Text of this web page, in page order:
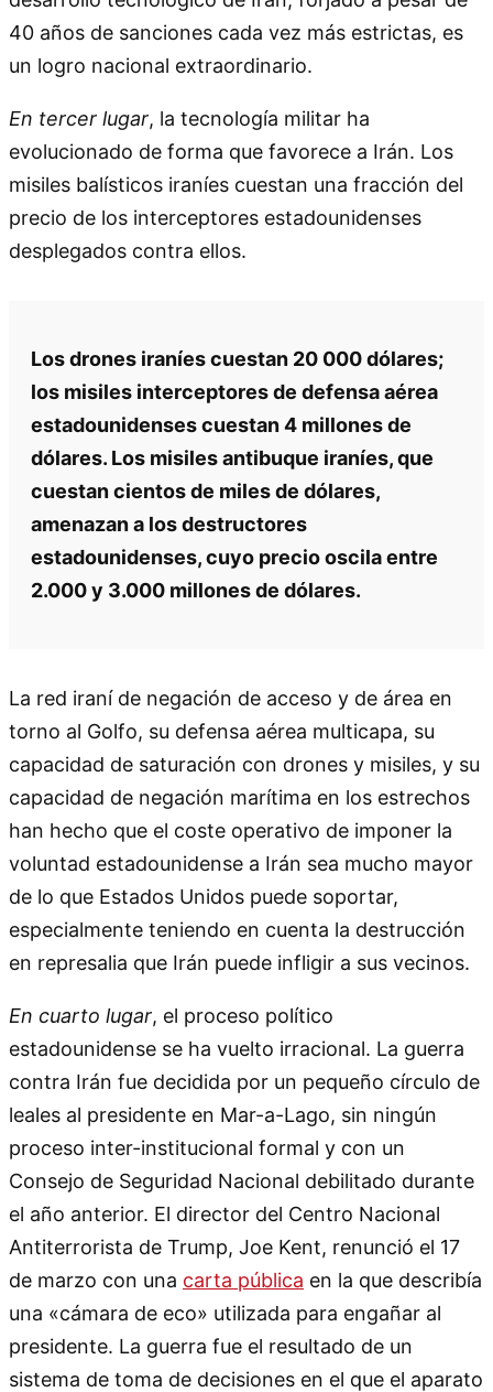
40 años de sanciones cada vez más estrictas, es
un logro nacional extraordinario.
En tercer lugar, la tecnología militar ha
evolucionado de forma que favorece a Irán. Los
misiles balísticos iraníes cuestan una fracción del
precio de los interceptores estadounidenses
desplegados contra ellos.
Los drones iraníes cuestan 20 000 dólares;
los misiles interceptores de defensa aérea
estadounidenses cuestan 4 millones de
dólares. Los misiles antibuque iraníes, que
cuestan cientos de miles de dólares,
amenazan a los destructores
estadounidenses, cuyo precio oscila entre
2.000 y 3.000 millones de dólares.
La red iraní de negación de acceso y de área en
torno al Golfo, su defensa aérea multicapa, su
capacidad de saturación con drones y misiles, y su
capacidad de negación marítima en los estrechos
han hecho que el coste operativo de imponer la
voluntad estadounidense a Irán sea mucho mayor
de lo que Estados Unidos puede soportar,
especialmente teniendo en cuenta la destrucción
en represalia que Irán puede infligir a sus vecinos.
En cuarto lugar, el proceso político
estadounidense se ha vuelto irracional. La guerra
contra Irán fue decidida por un pequeño círculo de
leales al presidente en Mar-a-Lago, sin ningún
proceso inter-institucional formal y con un
Consejo de Seguridad Nacional debilitado durante
el año anterior. El director del Centro Nacional
Antiterrorista de Trump, Joe Kent, renunció el 17
de marzo con una carta pública en la que describía
una «cámara de eco» utilizada para engañar al
presidente. La guerra fue el resultado de un
sistema de toma de decisiones en el que el aparato